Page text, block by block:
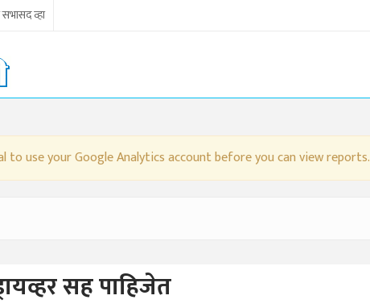
व्हा
to use your Google Analytics account before you can view reports.
सह पाहिजेत